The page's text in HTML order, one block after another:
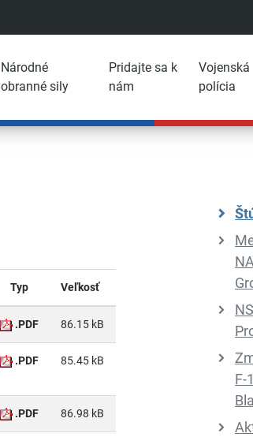
Národné
obranné sily
Pridajte sa k
nám
Vojenská
polícia
Typ Veľkosť
.PDF 86.15 kB
.PDF 85.45 kB
.PDF 86.98 kB
F-